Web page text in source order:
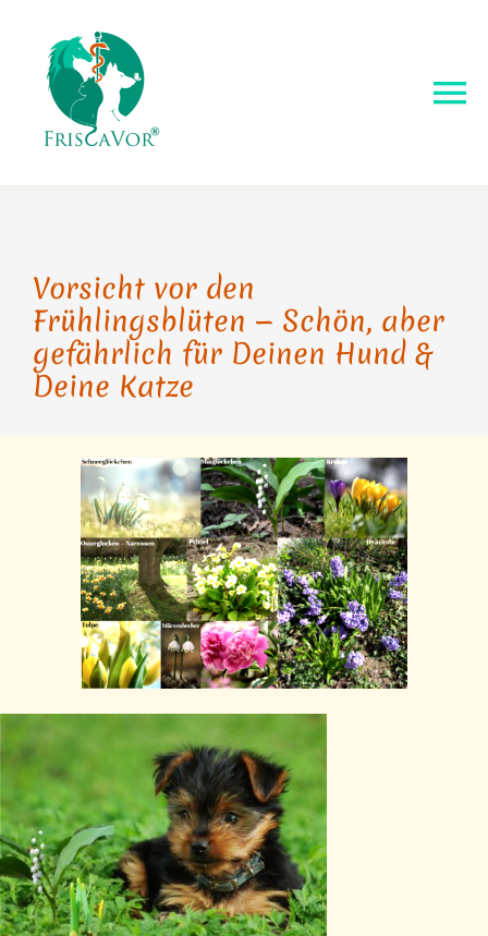
springen
Serviceangebot
Über mich
Tier-Blog
Kontakt
Doc Beatrice — Tierisch Vital! Der Podcast
Vorsicht vor den
Frühlingsblüten — Schön, aber
gefährlich für Deinen Hund &
Deine Katze